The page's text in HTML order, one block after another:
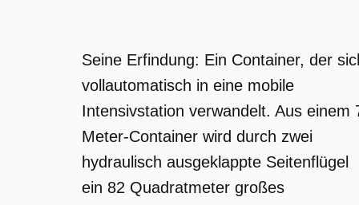
Seine Erfindung: Ein Container, der
vollautomatisch in eine mobile
Intensivstation verwandelt. Aus einem
Meter-Container wird durch zwei
hydraulisch ausgeklappte Seitenflügel
ein 82 Quadratmeter großes